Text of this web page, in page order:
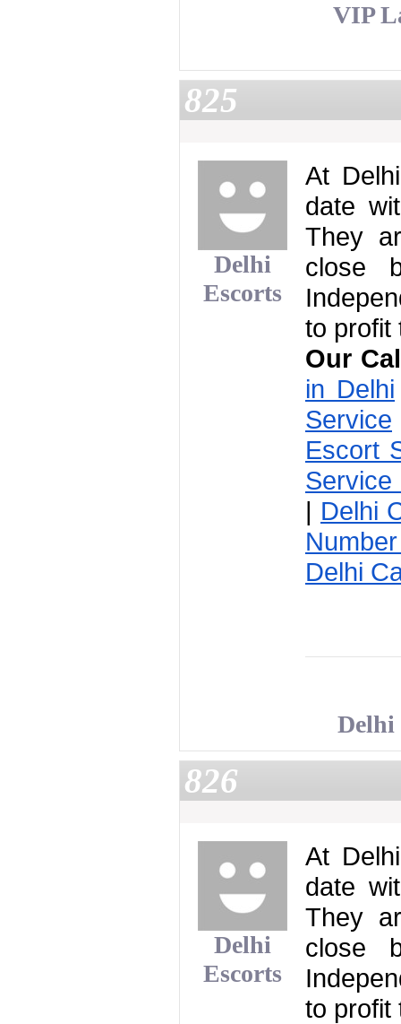
VIP
825
Delhi
Escorts
At
date
They
close
to profit
Our
in Delhi
Service
Escort
Service
| Delhi
Delhi
Delhi
826
Delhi
Escorts
At
date
They
close
to profit